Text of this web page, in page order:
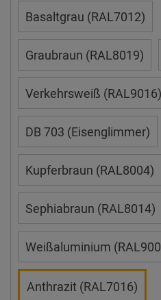
Basaltgrau (RAL7012)
Graubraun (RAL8019)
Verkehrsweiß (RAL9016)
DB 703 (Eisenglimmer)
Kupferbraun (RAL8004)
Sephiabraun (RAL8014)
Weißaluminium
Anthrazit (RAL7016)